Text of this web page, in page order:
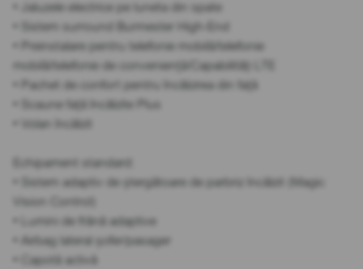
• Jaluzele electrice pe luneta din spate
• Sistem surround Burmester High-End
• Preinstalare pentru telefonie mobilă/telefonie
mobilă/telefonie de conveniență/Capabilități LTE
• Pachet de confort pentru încălzirea din față
• Scaune față încălzite Plus
• Volan încălzit
Echipament standard:
• Sistem adaptiv de ștergătoare de parbriz încălzit (Magic
Vision Control)
• Lumini de frână adaptive
• Airbag lateral șofer/pasager
• Capotă activă